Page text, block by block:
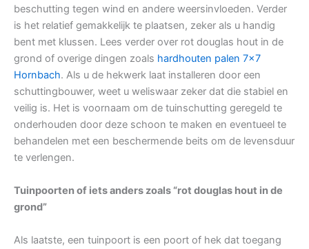
beschutting tegen wind en andere weersinvloeden. Verder
is het relatief gemakkelijk te plaatsen, zeker als u handig
bent met klussen. Lees verder over rot douglas hout in de
grond of overige dingen zoals hardhouten palen 7×7
Hornbach. Als u de hekwerk laat installeren door een
schuttingbouwer, weet u weliswaar zeker dat die stabiel en
veilig is. Het is voornaam om de tuinschutting geregeld te
onderhouden door deze schoon te maken en eventueel te
behandelen met een beschermende beits om de levensduur
te verlengen.
Tuinpoorten of iets anders zoals “rot douglas hout in de
grond”
Als laatste, een tuinpoort is een poort of hek dat toegang